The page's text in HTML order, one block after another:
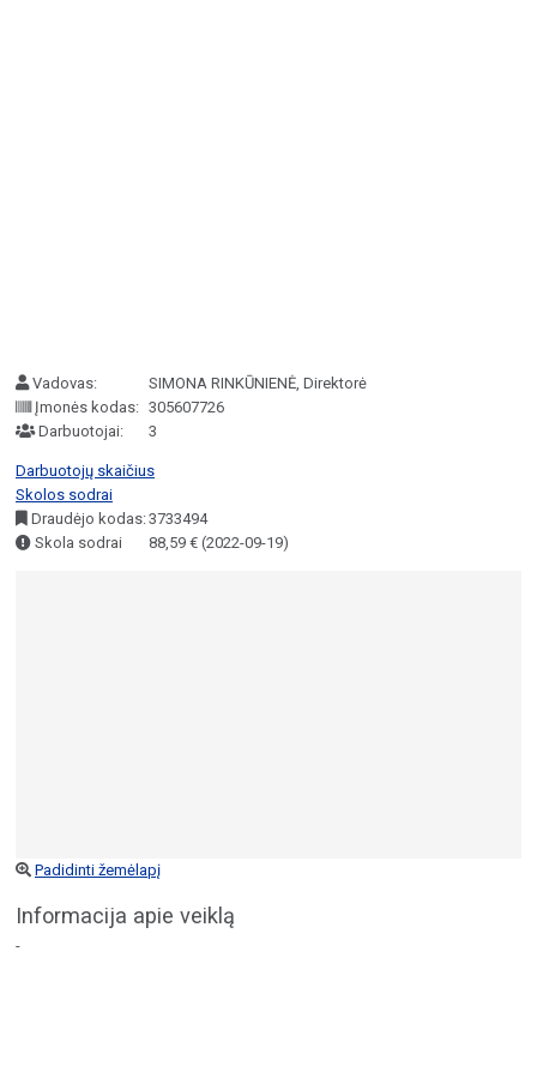
Vadovas:
SIMONA RINKŪNIENĖ, Direktorė
Įmonės kodas: 305607726
Darbuotojai:
3
Darbuotojų skaičius
Skolos sodrai
Draudėjo kodas:3733494
Skola sodrai
88,59 € (2022-09-19)
Padidinti žemėlapį
Informacija apie veiklą
-